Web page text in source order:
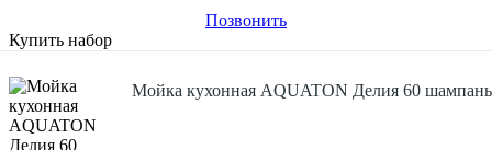
Позвонить
Купить набор
Мойка кухонная AQUATON Делия 60 шампань